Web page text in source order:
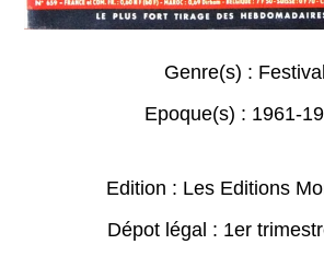
Genre(s) : Festival
Epoque(s) : 1961-
Edition : Les Editions
Dépot légal : 1er